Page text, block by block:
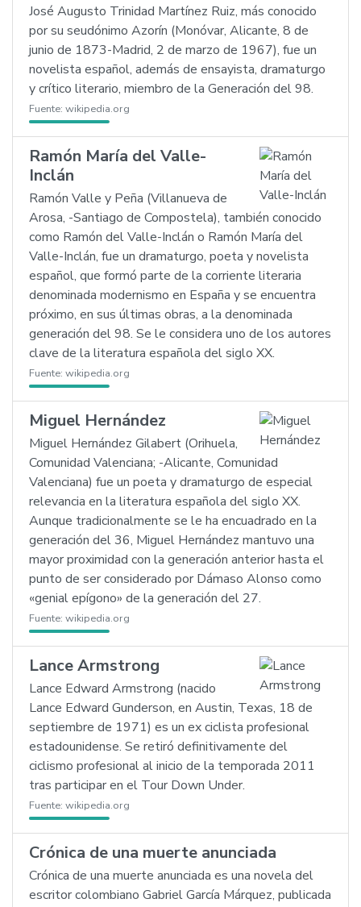
José Augusto Trinidad Martínez Ruiz, más conocido
por su seudónimo Azorín (Monóvar, Alicante, 8 de
junio de 1873-Madrid, 2 de marzo de 1967), fue un
novelista español, además de ensayista, dramaturgo
y crítico literario, miembro de la Generación del 98.
Fuente: wikipedia.org
Ramón María del Valle-
Inclán
Ramón Valle y Peña (Villanueva de
Arosa, -Santiago de Compostela), también conocido
como Ramón del Valle-Inclán o Ramón María del
Valle-Inclán, fue un dramaturgo, poeta y novelista
español, que formó parte de la corriente literaria
denominada modernismo en España y se encuentra
próximo, en sus últimas obras, a la denominada
generación del 98. Se le considera uno de los autores
clave de la literatura española del siglo XX.
Fuente: wikipedia.org
Miguel Hernández
Miguel Hernández Gilabert (Orihuela,
Comunidad Valenciana; -Alicante, Comunidad
Valenciana) fue un poeta y dramaturgo de especial
relevancia en la literatura española del siglo XX.
Aunque tradicionalmente se le ha encuadrado en la
generación del 36, Miguel Hernández mantuvo una
mayor proximidad con la generación anterior hasta el
punto de ser considerado por Dámaso Alonso como
«genial epígono» de la generación del 27.
Fuente: wikipedia.org
Lance Armstrong
Lance Edward Armstrong (nacido
Lance Edward Gunderson, en Austin, Texas, 18 de
septiembre de 1971) es un ex ciclista profesional
estadounidense. Se retiró definitivamente del
ciclismo profesional al inicio de la temporada 2011
tras participar en el Tour Down Under.
Fuente: wikipedia.org
Crónica de una muerte anunciada
Crónica de una muerte anunciada es una novela del
escritor colombiano Gabriel García Márquez, publicada